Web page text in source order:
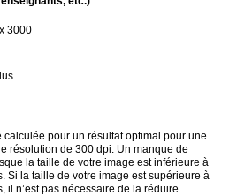
3000
calculée pour un résultat optimal pour une
résolution de 300 dpi. Un manque de
la taille de votre image est inférieure à
Si la taille de votre image est supérieure à
il n’est pas nécessaire de la réduire.